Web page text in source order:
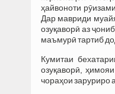
ҳайвоноти
Дар мавриди
озуқаворӣ аз
маъмурӣ тартиб
Кумитаи
озуқаворӣ,
чораҳои заруриро